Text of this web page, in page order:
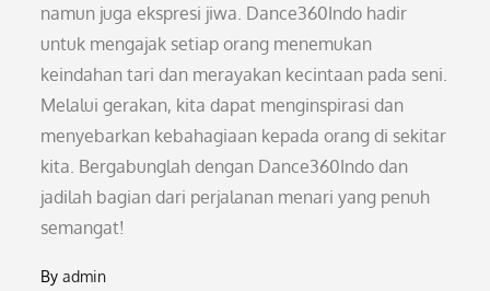
namun juga ekspresi jiwa. Dance360Indo hadir
untuk mengajak setiap orang menemukan
keindahan tari dan merayakan kecintaan pada seni.
Melalui gerakan, kita dapat menginspirasi dan
menyebarkan kebahagiaan kepada orang di sekitar
kita. Bergabunglah dengan Dance360Indo dan
jadilah bagian dari perjalanan menari yang penuh
semangat!
Byadmin